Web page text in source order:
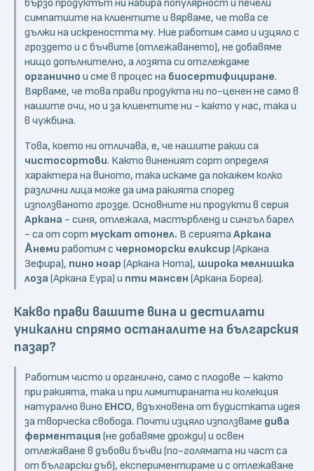
бързо продуктът ни набира популярност и печели
симпатиите на клиентите и вярваме, че това се
дължи на искреността му. Ние работим само и изцяло с
гроздето и с бъчвите (отлежаването), не добавяме
нищо допълнително, а лозята си отглеждаме
органично и сме в процес на биосертифициране.
Вярваме, че това прави продукта ни по-ценен не само в
нашите очи, но и за клиентите ни - както у нас, така и
в чужбина.
Това, което ни отличава, е, че нашите ракии са
чистосортови. Както виненият сорт определя
характера на виното, така искаме да покажем колко
различни лица може да има ракията според
използваното грозде. Основните ни продукти в серия
Аркана - синя, отлежала, мастърбленд и сингъл барел
- са от сорт мускат отонел. В сериятаАркана
А̀неми работим с черноморски еликсир (Аркана
Зефира), пино ноар (Аркана Нота), широка мелнишка
лоза (Аркана Еура) и пти мансен (Аркана Бореа).
Какво прави вашите вина и дестилати
уникални спрямо останалите на българския
пазар?
Работим чисто и органично, само с плодове – както
при ракията, така и при лимитираната ни колекция
натурално вино ЕНСО, вдъхновена от будистката идея
за творческа свобода. Почти изцяло използваме дива
ферментация (не добавяме дрожди) и освен
отлежаване в дъбови бъчви (по-голямата ни част са
от български дъб), експериментираме и с отлежаване